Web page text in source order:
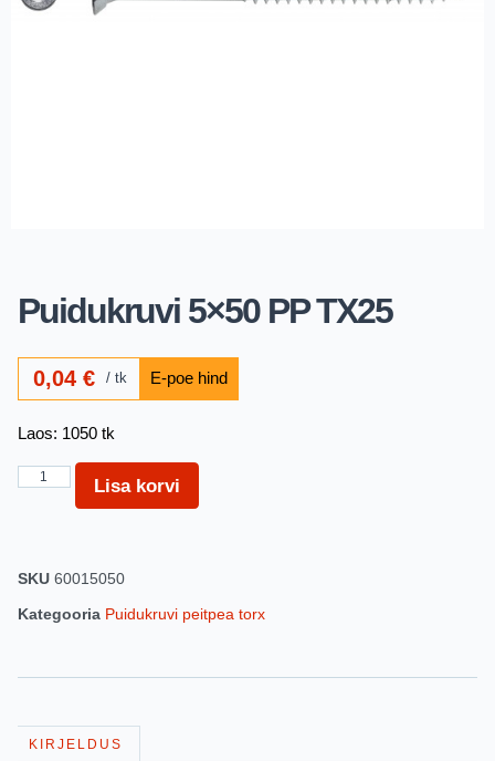
Puidukruvi 5×50 PP TX25
0,04€ tk
Laos: 1050 tk
Lisa korvi
SKU 60015050
Kategooria Puidukruvi peitpea torx
KIRJELDUS